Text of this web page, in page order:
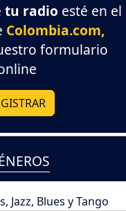
tu radio esté en el
Colombia.com,
formulario
Jazz, Blues y Tango